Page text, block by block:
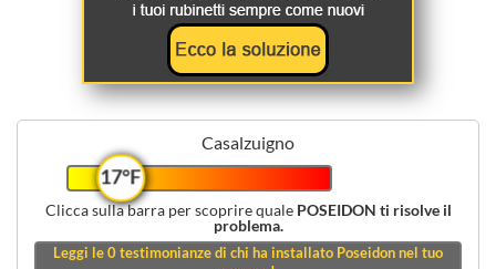
Casalzuigno
17°F
Clicca sulla barra per scoprire quale POSEIDON ti risolve il
problema.
Leggi le0testimonianze di chi ha installato Poseidon nel tuo